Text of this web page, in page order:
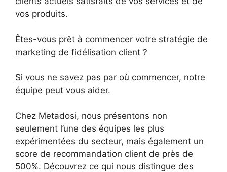
vos produits.
Êtes-vous prêt à commencer votre stratégie de
marketing de fidélisation client ?
Si vous ne savez pas par où commencer, notre
équipe peut vous aider.
Chez Metadosi, nous présentons non
seulement l’une des équipes les plus
expérimentées du secteur, mais également un
score de recommandation client de près de
500%. Découvrez ce qui nous distingue des